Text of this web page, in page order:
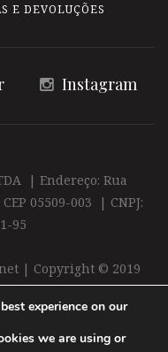
E DEVOLUÇÕES
Instagram
| Endereço: Rua
05509-003 | CNPJ:
95
| Copyright © 2019
reprodução total ou
site
experience on our
we are using or